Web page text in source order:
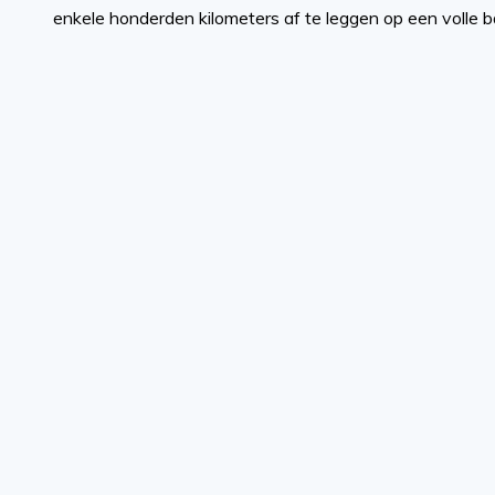
enkele honderden kilometers af te leggen op een volle